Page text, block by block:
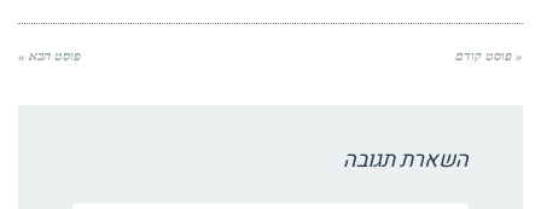
« פוסט קודם פוסט הבא »
השארת תגובה